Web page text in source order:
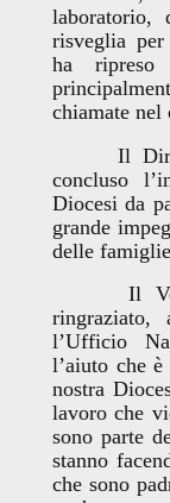
laboratorio,
risveglia
ha
chiamate nel
Il
concluso
Diocesi da
grande
delle
Il
l’Ufficio
l’aiuto che
nostra
lavoro che
sono parte
stanno
che sono